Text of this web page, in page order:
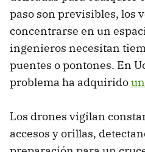
paso son previsibles, los
concentrarse en un
ingenieros necesitan
puentes o pontones. En
problema ha adquirido
Los drones vigilan
accesos y orillas,